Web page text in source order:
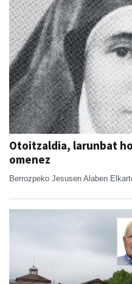
Otoitzaldia, larunbat
omenez
Berrozpeko Jesusen Alaben